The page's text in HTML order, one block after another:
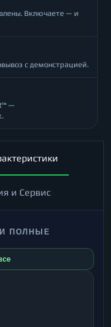
Включаете — и
с демонстрацией.
—
и Сервис
ПОЛНЫЕ